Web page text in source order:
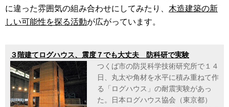
に違った雰囲気の組み合わせにしてみたり、 木造建築の新
しい可能性を探る活動が広がっています。
３階建てログハウス、震度７でも大丈夫 防科研で実験
つくば市の防災科学技術研究所で１４
日、丸太や角材を水平に積み重ねて作
る「ログハウス」の耐震実験があっ
た。日本ログハウス協会（東京都）